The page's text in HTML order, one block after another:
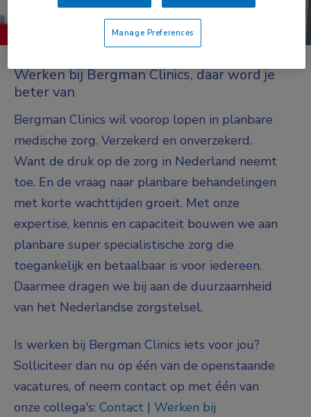
Werken bij Bergman Clinics, daar word je
beter van
Bergman Clinics wil voorop lopen in planbare
medische zorg. Verzekerd en onverzekerd.
Want de druk op de zorg in Nederland neemt
toe. En de vraag naar planbare behandelingen
met korte wachttijden groeit. Met onze
expertise, kennis en capaciteit bouwen we aan
planbare super specialistische zorg die
toegankelijk en betaalbaar is voor iedereen.
Daarmee dragen we bij aan de duurzaamheid
van het Nederlandse zorgstelsel.
Is werken bij Bergman Clinics iets voor jou?
Solliciteer dan nu op één van de openstaande
vacatures, of neem contact op met één van
onze collega's: Contact | Werken bij
Manage Preferences